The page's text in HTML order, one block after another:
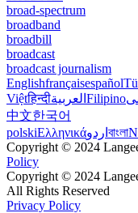
broad-spectrum
broadband
broadbill
broadcast
broadcast journalism
Englishfrançaisespañol
Việtहिन्दीالعربية Filipino
中文한국어
polskiΕλληνικάاردو বাংলা
Copyright © 2024
Policy
Copyright © 2024
All Rights Reserved
Privacy Policy